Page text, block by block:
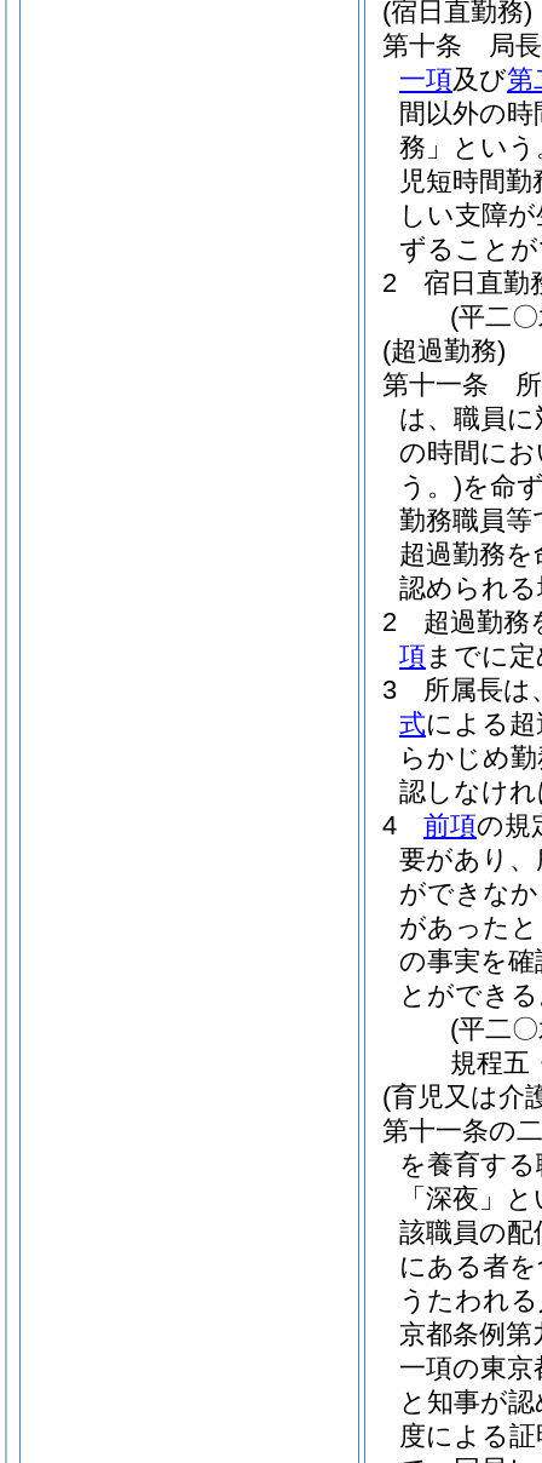
(宿日直勤務)
第十条
局
一項及び第
間以外の
務」という
児短時間
しい支障
ずること
2
宿日直勤
(平二
(超過勤務)
第十一条
は、職員に
の時間に
う。)を命
勤務職員
超過勤務
認められ
2
超過勤務
項 までに
3
所属長は
式による
らかじめ
認しなけ
4
前項の規
要があり
ができな
があった
の事実を確
とができ
(平二
規程五
(育児又は介
第十一条の二
を養育する
「深夜」
該職員の配
にある者
うたわれ
京都条例第
一項の東
と知事が
度による